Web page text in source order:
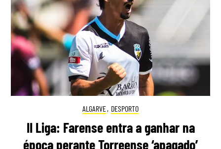
ALGARVE, DESPORTO
II Liga: Farense entra a ganhar na
época perante Torreense ‘apagado’